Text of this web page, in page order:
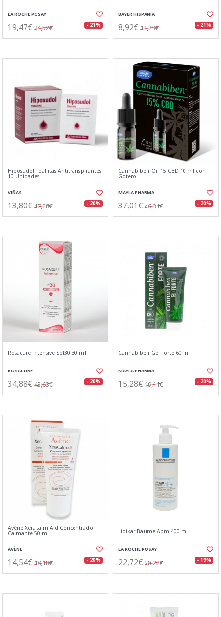
LA ROCHE POSAY
19,47€ 24,52€ - 21%
BAYER HISPANIA
8,92€ 11,23€ - 21%
Hiposudol Toallitas Antitranspirantes
10 Unidades
VIÑAS
13,80€ 17,28€ - 20%
Cannabiben Oil 15 CBD 10 ml con
Gotero
MAYLA PHARMA
37,01€ 46,31€ - 20%
Rosacure Intensive Spf30 30 ml
ROSACURE
34,88€ 43,63€ - 20%
Cannabiben Gel Forte 60 ml
MAYLA PHARMA
15,28€ 19,11€ - 20%
Avène Xeracalm A.d Concentrado
Calmante 50 ml
AVÈNE
14,54€ 18,18€ - 20%
Lipikar Baume Apm 400 ml
LA ROCHE POSAY
22,72€ 28,22€ - 19%